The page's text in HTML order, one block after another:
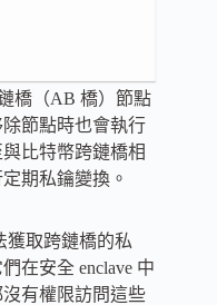
橋（AB 橋）節點
節點時也會執行
比特幣跨鏈橋相
期私鑰變換。
獲取跨鏈橋的私
在安全 enclave 中
有權限訪問這些